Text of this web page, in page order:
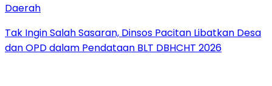
Daerah
Tak Ingin Salah Sasaran, Dinsos Pacitan Libatkan Desa
dan OPD dalam Pendataan BLT DBHCHT 2026